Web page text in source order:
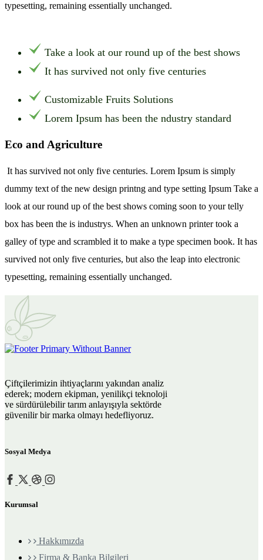
typesetting, remaining essentially unchanged.
Take a look at our round up of the best shows
It has survived not only five centuries
Customizable Fruits Solutions
Lorem Ipsum has been the ndustry standard
Eco and Agriculture
It has survived not only five centuries. Lorem Ipsum is simply
dummy text of the new design printng and type setting Ipsum Take a
look at our round up of the best shows coming soon to your telly
box has been the is industrys. When an unknown printer took a
galley of type and scrambled it to make a type specimen book. It has
survived not only five centuries, but also the leap into electronic
typesetting, remaining essentially unchanged.
Çiftçilerimizin ihtiyaçlarını yakından analiz
ederek; modern ekipman, yenilikçi teknoloji
ve sürdürülebilir tarım anlayışıyla sektörde
güvenilir bir marka olmayı hedefliyoruz.
Sosyal Medya
Kurumsal
Hakkımızda
Firma & Banka Bilgileri